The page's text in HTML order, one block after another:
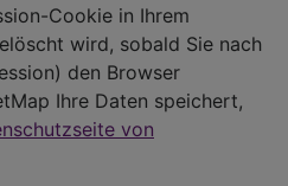
Cookie in Ihrem
wird, sobald Sie nach
den Browser
Ihre Daten speichert,
von